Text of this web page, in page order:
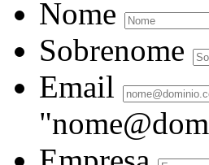
Nome
Sobrenome
Email